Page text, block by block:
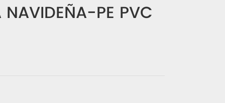
NAVIDEÑA-PE PVC